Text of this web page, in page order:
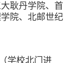
耿丹学院、首
院、北邮世纪
学校北门进